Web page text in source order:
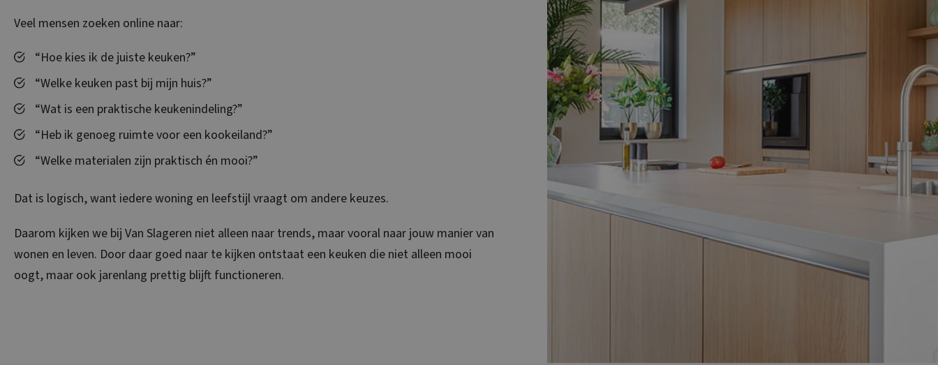
Veel mensen zoeken online naar:
“Hoe kies ik de juiste keuken?”
“Welke keuken past bij mijn huis?”
“Wat is een praktische keukenindeling?”
“Heb ik genoeg ruimte voor een kookeiland?”
“Welke materialen zijn praktisch én mooi?”
Dat is logisch, want iedere woning en leefstijl vraagt om andere keuzes.
Daarom kijken we bij Van Slageren niet alleen naar trends, maar vooral naar jouw manier van
wonen en leven. Door daar goed naar te kijken ontstaat een keuken die niet alleen mooi
oogt, maar ook jarenlang prettig blijft functioneren.